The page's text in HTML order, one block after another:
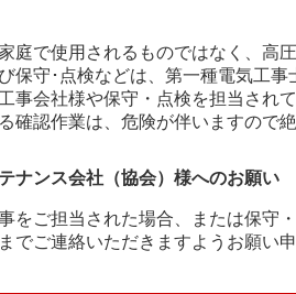
庭で使用されるものではなく、高
保守･点検などは、第一種電気工事
事会社様や保守・点検を担当され
確認作業は、危険が伴いますので
ナンス会社（協会）様へのお願い
をご担当された場合、または保守
でご連絡いただきますようお願い申